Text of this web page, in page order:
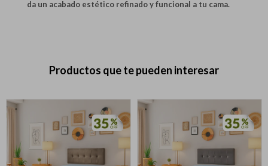
da un acabado estético refinado y funcional a tu cama.
Productos que te pueden interesar